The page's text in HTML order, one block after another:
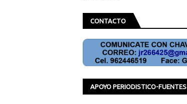
CONTACTO
APOYO PERIODISTICO-FUENTES